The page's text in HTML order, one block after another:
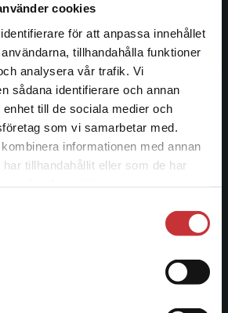
cookies
för att anpassa innehållet
tillhandahålla funktioner
analysera vår trafik. Vi
sådana identifierare och annan
till de sociala medier och
som vi samarbetar med.
informationen med annan
tillhandahållit eller som de har
fraktregion
du besöker
via en enhet utanför Sverige.
leveranser utanför Sverige. För
ett köp måste